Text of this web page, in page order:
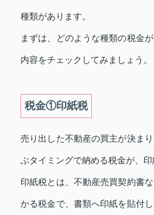
種類があります。
まずは、どのような種類の税金
内容をチェックしてみましょう。
税金①印紙税
売り出した不動産の買主が決ま
ぶタイミングで納める税金が、印
印紙税とは、不動産売買契約書
かる税金で、書類へ印紙を貼付